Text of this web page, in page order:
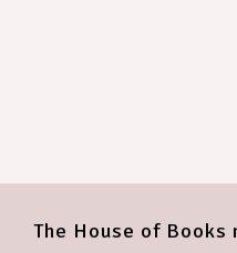
The House of